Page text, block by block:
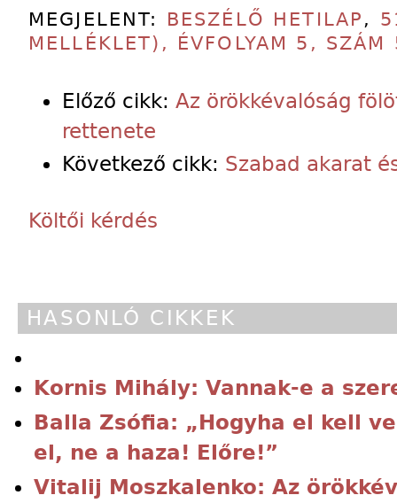
MEGJELENT: BESZÉLŐ HETILAP ,
MELLÉKLET), ÉVFOLYAM 5, SZÁM
Előző cikk: Az örökkévalóság
rettenete
Következő cikk: Szabad akarat
Költői kérdés
HASONLÓ CIKKEK
Kornis Mihály: Vannak-e a
Balla Zsófia: „Hogyha el kell
el, ne a haza! Előre!”
Vitalij Moszkalenko: Az